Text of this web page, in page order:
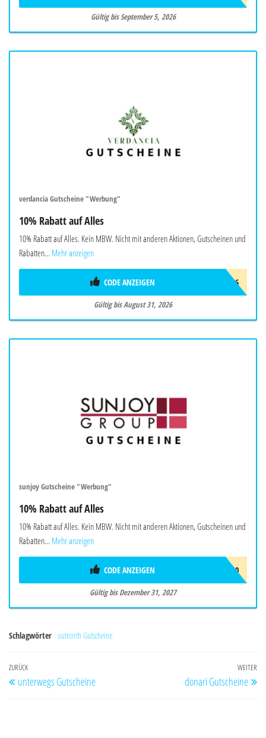
Gültig bis September 5, 2026
verdancia Gutscheine "Werbung"
10% Rabatt auf Alles
10% Rabatt auf Alles. Kein MBW. Nicht mit anderen Aktionen, Gutscheinen und
Rabatten... Mehr anzeigen
AUG26
CODE ANZEIGEN
Gültig bis August 31, 2026
sunjoy Gutscheine "Werbung"
10% Rabatt auf Alles
10% Rabatt auf Alles. Kein MBW. Nicht mit anderen Aktionen, Gutscheinen und
Rabatten... Mehr anzeigen
SUNJOYEU10
CODE ANZEIGEN
Gültig bis Dezember 31, 2027
Schlagwörter outnorth Gutscheine
Beitragsnavigation
Vorheriger
Beitrag
ZURÜCK
unterwegs Gutscheine
WEITER
donari Gutscheine